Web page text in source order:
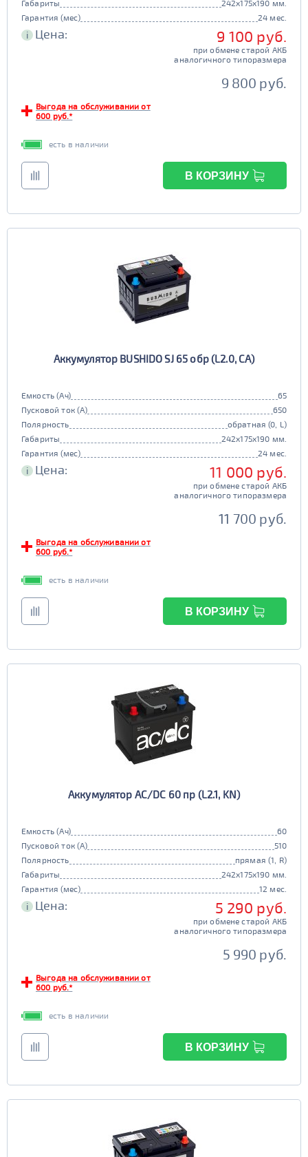
Габариты
242x175x190 мм.
Гарантия (мес)
24 мес.
i Цена: 9 100 руб.
при обмене старой АКБ
аналогичного типоразмера
9 800 руб.
Выгода на обслуживании от
600 руб.*
есть в наличии
В КОРЗИНУ
Аккумулятор BUSHIDO SJ 65 обр (L2.0, CA)
Емкость (Ач)
65
Пусковой ток (А)
650
Полярность
обратная (0, L)
Габариты
242x175x190 мм.
Гарантия (мес)
24 мес.
i Цена: 11 000 руб.
при обмене старой АКБ
аналогичного типоразмера
11 700 руб.
Выгода на обслуживании от
600 руб.*
есть в наличии
В КОРЗИНУ
Аккумулятор AC/DC 60 пр (L2.1, KN)
Емкость (Ач)
60
Пусковой ток (А)
510
Полярность
прямая (1, R)
Габариты
242x175x190 мм.
Гарантия (мес)
12 мес.
i Цена: 5 290 руб.
при обмене старой АКБ
аналогичного типоразмера
5 990 руб.
Выгода на обслуживании от
600 руб.*
есть в наличии
В КОРЗИНУ